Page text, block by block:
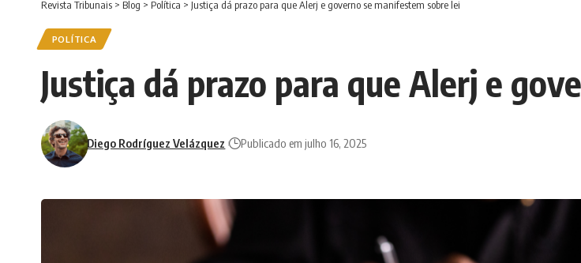
Revista Tribunais > Blog > Política > Justiça dá prazo para que Alerj e governo se manifestem sobre lei
POLÍTICA
Justiça dá prazo para que Alerj e
Diego Rodríguez Velázquez Publicado em julho 16, 2025